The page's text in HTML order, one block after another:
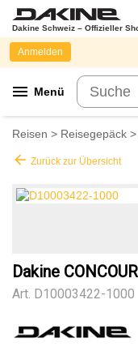
Dakine Schweiz – Offizieller
menu Menü
Anmelden
Reisen > Reisegepäck >
arrow_back Zurück zur Übersicht
Dakine
Art. D10003422-1000